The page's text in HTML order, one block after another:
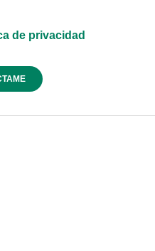
de privacidad